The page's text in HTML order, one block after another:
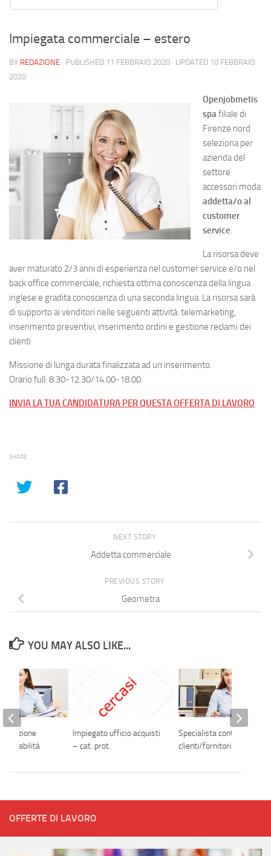
Impiegata commerciale – estero
BY REDAZIONE · PUBLISHED 11 FEBBRAIO 2020 · UPDATED 10 FEBBRAIO
2020
Openjobmetis
spafiliale di
Firenze nord
seleziona per
azienda del
settore
accessori moda
addetta/o al
customer
service.
La risorsa deve
aver maturato 2/3 anni di esperienza nel customer service e/o nel
back office commerciale, richiesta ottima conoscenza della lingua
inglese e gradita conoscenza di una seconda lingua. La risorsa sarà
di supporto ai venditori nelle seguenti attività: telemarketing,
inserimento preventivi, inserimento ordini e gestione reclami dei
clienti
Missione di lunga durata finalizzata ad un inserimento.
Orario full: 8.30-12.30/14.00-18.00.
INVIA LA TUA CANDIDATURA PER QUESTA OFFERTA DI LAVORO
SHARE
NEXT STORY
Addetta commerciale
PREVIOUS STORY
Geometra
YOU MAY ALSO LIKE...
Impiegato ufficio acquisti
– cat. prot.
Specialista contabilità
clienti/fornitori
contabilità
OFFERTE DI LAVORO